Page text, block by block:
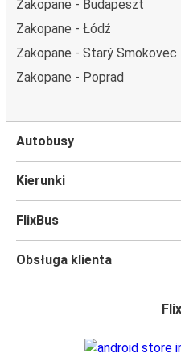
miejsce obok.
Wystarczy zarezerwować je
FlixBusapodczas zakupu
Zakopane - Budapeszt
Zakopane - Łódź
Zakopane - Starý Smokovec
Zakopane - Poprad
Autobusy
Kierunki
FlixBus
Obsługa klienta